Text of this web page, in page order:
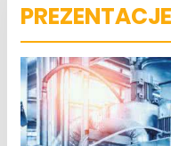
PREZENTACJE